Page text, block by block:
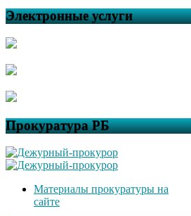
Электронные услуги
Прокуратура РБ
Материалы прокуратуры на
сайте